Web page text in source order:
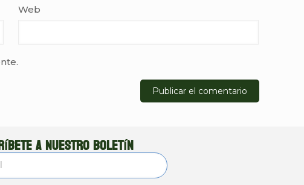
Web
a nuestro boletín